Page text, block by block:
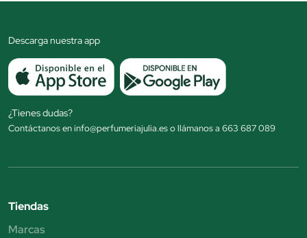
Descarga nuestra app
¿Tienes dudas?
Contáctanos en info@perfumeriajulia.es o llámanos a 663 687 089
Tiendas
Marcas